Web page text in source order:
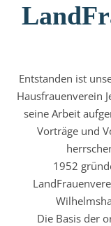
Entstanden ist unser Verein aus dem landwirtschaftlichen
Hausfrauenverein
seine Arbeit
Vorträge und
1952
Die Basis der